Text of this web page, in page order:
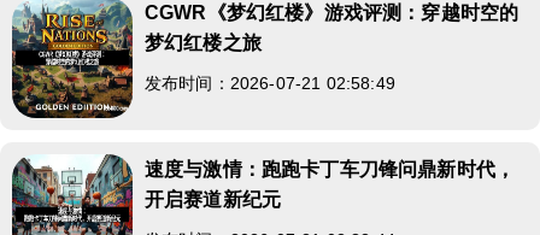
CGWR《梦幻红楼》游戏评测：穿越时空的
梦幻红楼之旅
发布时间：2026-07-21 02:58:49
速度与激情：跑跑卡丁车刀锋问鼎新时代，
开启赛道新纪元